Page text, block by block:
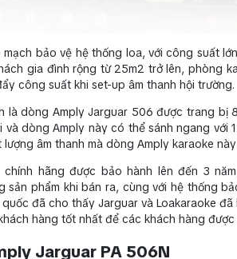
bảo vệ hệ thống loa, với công suất
gia đình rộng từ 25m2 trở lên, phòng
công suất khi set-up âm thanh hội trường.
là dòng Amply Jarguar 506 được trang bị
dòng Amply này có thể sánh ngang với
âm thanh mà dòng Amply karaoke
chính hãng được bảo hành lên đến 3
sản phẩm khi bán ra, cùng với hệ thống
đã cho thấy Jarguar và Loakaraoke
hàng tốt nhất để các khách hàng được
Jarguar PA 506N